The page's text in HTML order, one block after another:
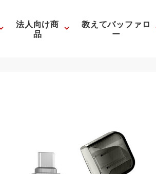
法人向け商
品
教えてバッファロ
ー